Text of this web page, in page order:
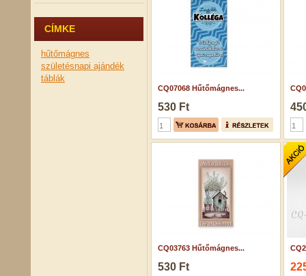
CÍMKE
hűtőmágnes
születésnapi ajándék
táblák
CQ07068 Hűtőmágnes...
530 Ft
CQ03763 Hűtőmágnes...
530 Ft